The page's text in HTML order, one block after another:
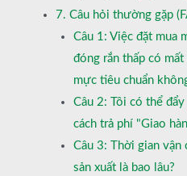
7. Câu hỏi thường gặp
Câu 1: Việc đặt mua
đóng rắn thấp có
mực tiêu chuẩn
Câu 2: Tôi có thể
cách trả phí "Giao
Câu 3: Thời gian
sản xuất là bao lâu?